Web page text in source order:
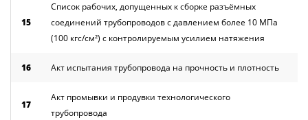
15
Список рабочих, допущенных к сборке разъёмных
соединений трубопроводов с давлением более 10 МПа
(100 кгс/см²) с контролируемым усилием натяжения
16 Акт испытания трубопровода на прочность и плотность
17
Акт промывки и продувки технологического
трубопровода